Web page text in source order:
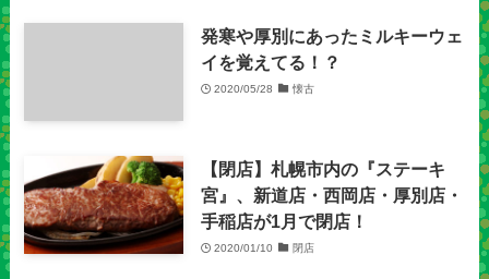
発寒や厚別にあったミルキーウェ
イを覚えてる！？
2020/05/28 懐古
【閉店】札幌市内の『ステーキ
宮』、新道店・西岡店・厚別店・
手稲店が1月で閉店！
2020/01/10 閉店